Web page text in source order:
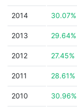
2014 30.07%
2013 29.64%
2012 27.45%
2011 28.61%
2010 30.96%